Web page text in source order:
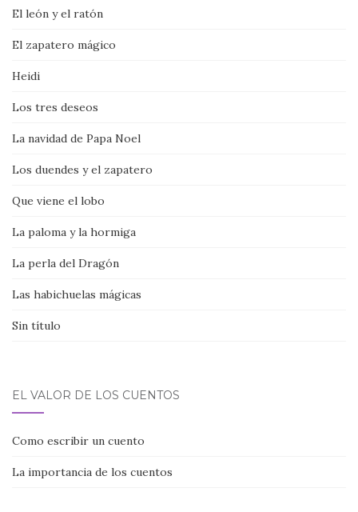
El león y el ratón
El zapatero mágico
Heidi
Los tres deseos
La navidad de Papa Noel
Los duendes y el zapatero
Que viene el lobo
La paloma y la hormiga
La perla del Dragón
Las habichuelas mágicas
Sin título
EL VALOR DE LOS CUENTOS
Como escribir un cuento
La importancia de los cuentos